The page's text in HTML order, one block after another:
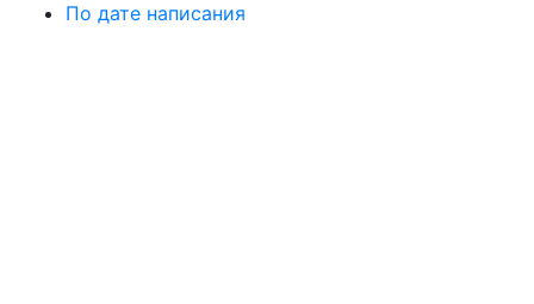
По дате написания